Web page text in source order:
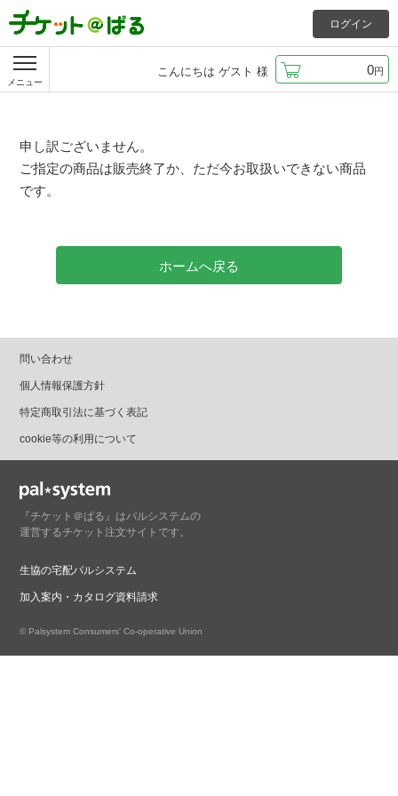
メニュー
こんにちは ゲスト 様 0円
ログイン
申し訳ございません。
ご指定の商品は販売終了か、ただ今お取扱いできない商品
です。
ホームへ戻る
問い合わせ
個人情報保護方針
特定商取引法に基づく表記
cookie等の利用について
『チケット＠ぱる』はパルシステムの
運営するチケット注文サイトです。
生協の宅配パルシステム
加入案内・カタログ資料請求
© Palsystem Consumers' Co-operative Union